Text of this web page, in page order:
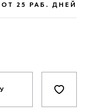
ОТ 25 РАБ. ДНЕЙ